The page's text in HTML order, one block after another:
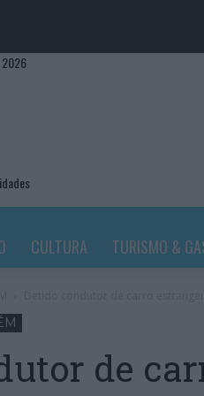
CULTURA TURISMO &
de